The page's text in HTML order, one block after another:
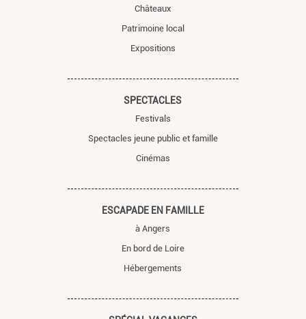
Châteaux
Patrimoine local
Expositions
SPECTACLES
Festivals
Spectacles jeune public et famille
Cinémas
ESCAPADE EN FAMILLE
à Angers
En bord de Loire
Hébergements